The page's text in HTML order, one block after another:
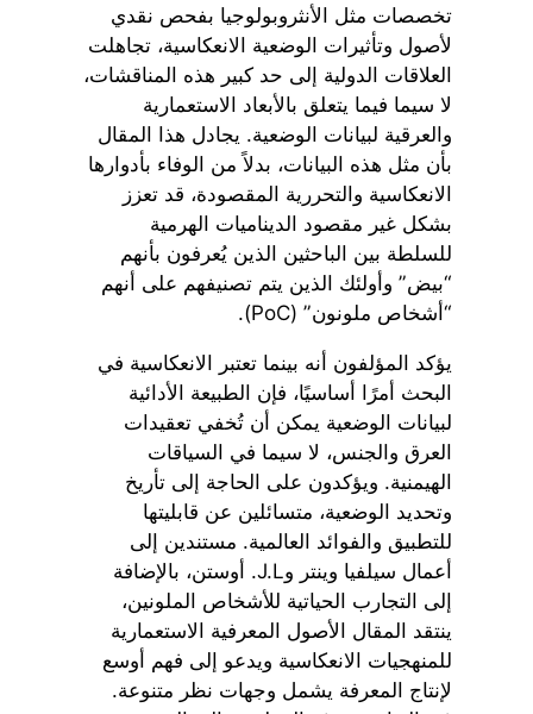
تخصصات مثل الأنثروبولوجيا بفحص نقدي
لأصول وتأثيرات الوضعية الانعكاسية، تجاهلت
العلاقات الدولية إلى حد كبير هذه المناقشات،
لا سيما فيما يتعلق بالأبعاد الاستعمارية
والعرقية لبيانات الوضعية. يجادل هذا المقال
بأن مثل هذه البيانات، بدلاً من الوفاء بأدوارها
الانعكاسية والتحررية المقصودة، قد تعزز
بشكل غير مقصود الديناميات الهرمية
للسلطة بين الباحثين الذين يُعرفون بأنهم
“بيض” وأولئك الذين يتم تصنيفهم على أنهم
“أشخاص ملونون” (PoC).
يؤكد المؤلفون أنه بينما تعتبر الانعكاسية في
البحث أمرًا أساسيًا، فإن الطبيعة الأدائية
لبيانات الوضعية يمكن أن تُخفي تعقيدات
العرق والجنس، لا سيما في السياقات
الهيمنية. ويؤكدون على الحاجة إلى تأريخ
وتحديد الوضعية، متسائلين عن قابليتها
للتطبيق والفوائد العالمية. مستندين إلى
أعمال سيلفيا وينتر وJ.L. أوستن، بالإضافة
إلى التجارب الحياتية للأشخاص الملونين،
ينتقد المقال الأصول المعرفية الاستعمارية
للمنهجيات الانعكاسية ويدعو إلى فهم أوسع
لإنتاج المعرفة يشمل وجهات نظر متنوعة.